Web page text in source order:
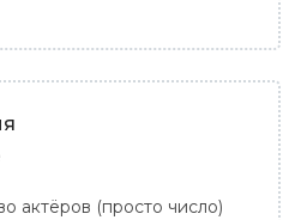
актёров (просто число)